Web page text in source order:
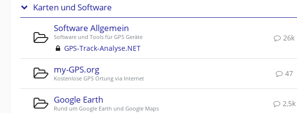
Karten und Software
Software Allgemein
Software und Tools für GPS Geräte
GPS-Track-Analyse.NET
26k
my-GPS.org
Kostenlose GPS Ortung via Internet
47
Google Earth
Rund um Google Earth und Google Maps
2,5k